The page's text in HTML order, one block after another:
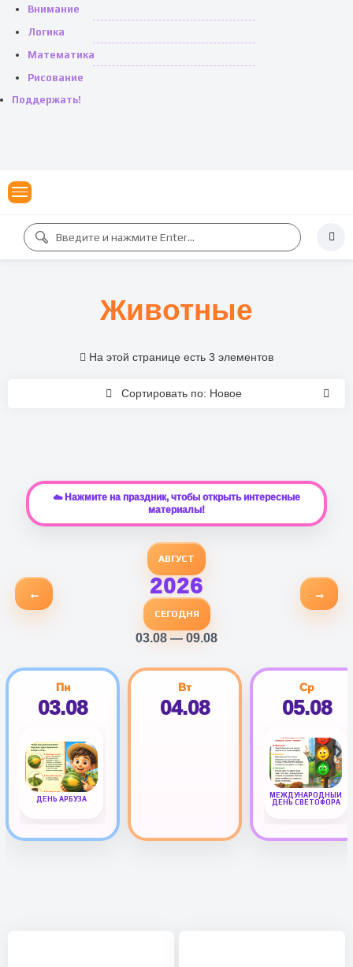
Внимание
Логика
Математика
Рисование
Поддержать!
Животные
Сортировать по: Новое
На этой странице есть 3 элементов
☁️ Нажмите на праздник, чтобы открыть интересные
материалы!
←
АВГУСТ
2026
СЕГОДНЯ
03.08 — 09.08
→
Пн
03.08
ДЕНЬ АРБУЗА
Вт
04.08
Ср
05.08
МЕЖДУНАРОДНЫЙ
ДЕНЬ СВЕТОФОРА